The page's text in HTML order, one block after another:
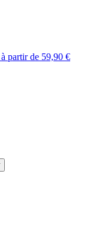
à partir de 59,90 €